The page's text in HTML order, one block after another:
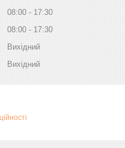
08:00
17:30
08:00
17:30
Вихідний
Вихідний